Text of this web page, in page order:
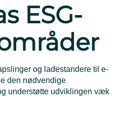
ESG-
og ladestandere til e-
den nødvendige
understøtte udviklingen væk